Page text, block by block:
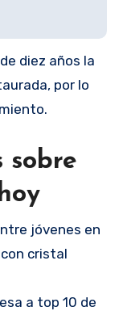
diez años la
por lo
sobre
jóvenes en
cristal
a top 10 de